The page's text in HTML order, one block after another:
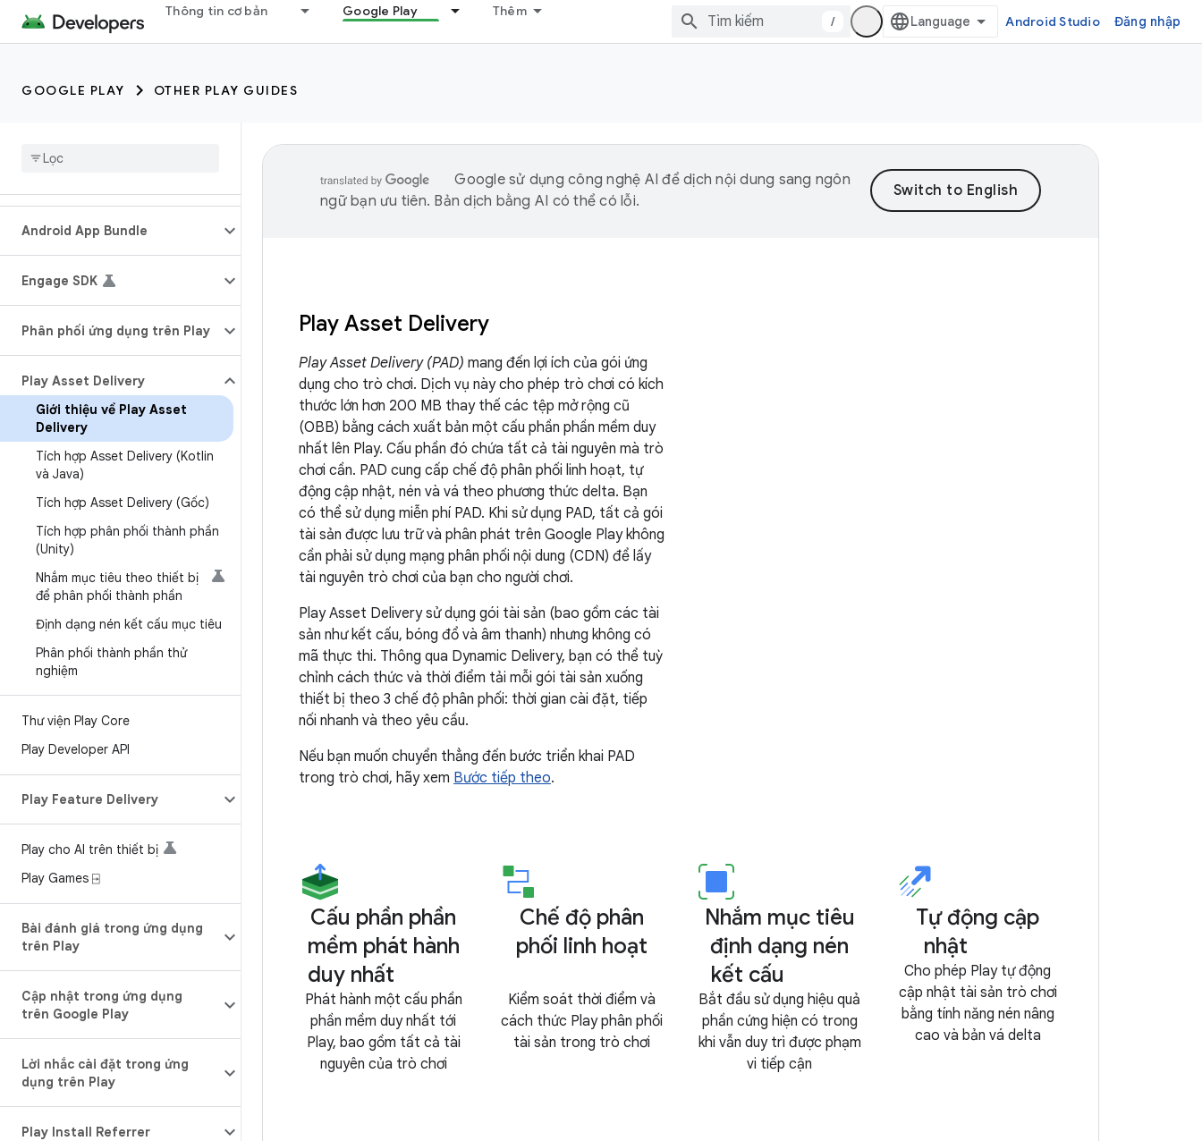
Thông tin cơ bản Google Play Thêm
/ Android Studio Đăng nhập
GOOGLE PLAY OTHER PLAY GUIDES
Android App Bundle
Engage SDK
Phân phối ứng dụng trên Play
Play Asset Delivery
Giới thiệu về Play Asset
Delivery
Tích hợp Asset Delivery (Kotlin
và Java)
Tích hợp Asset Delivery (Gốc)
Tích hợp phân phối thành phần
(Unity)
Nhắm mục tiêu theo thiết bị
để phân phối thành phần
Định dạng nén kết cấu mục tiêu
Phân phối thành phần thử
nghiệm
Thư viện Play Core
Play Developer API
Play Feature Delivery
Play cho AI trên thiết bị
Play Games ⍈
Bài đánh giá trong ứng dụng
trên Play
Cập nhật trong ứng dụng
trên Google Play
Lời nhắc cài đặt trong ứng
dụng trên Play
Play Install Referrer
Google sử dụng công nghệ AI để dịch nội dung sang ngôn
ngữ bạn ưu tiên. Bản dịch bằng AI có thể có lỗi.
Play Asset Delivery
Play Asset Delivery (PAD) mang đến lợi ích của gói ứng
dụng cho trò chơi. Dịch vụ này cho phép trò chơi có kích
thước lớn hơn 200 MB thay thế các tệp mở rộng cũ
(OBB) bằng cách xuất bản một cấu phần phần mềm duy
nhất lên Play. Cấu phần đó chứa tất cả tài nguyên mà trò
chơi cần. PAD cung cấp chế độ phân phối linh hoạt, tự
động cập nhật, nén và vá theo phương thức delta. Bạn
có thể sử dụng miễn phí PAD. Khi sử dụng PAD, tất cả gói
tài sản được lưu trữ và phân phát trên Google Play không
cần phải sử dụng mạng phân phối nội dung (CDN) để lấy
tài nguyên trò chơi của bạn cho người chơi.
Play Asset Delivery sử dụng gói tài sản (bao gồm các tài
sản như kết cấu, bóng đổ và âm thanh) nhưng không có
mã thực thi. Thông qua Dynamic Delivery, bạn có thể tuỳ
chỉnh cách thức và thời điểm tải mỗi gói tài sản xuống
thiết bị theo 3 chế độ phân phối: thời gian cài đặt, tiếp
nối nhanh và theo yêu cầu.
Nếu bạn muốn chuyển thẳng đến bước triển khai PAD
trong trò chơi, hãy xem Bước tiếp theo.
Cấu phần phần
mềm phát hành
duy nhất
Phát hành một cấu phần
phần mềm duy nhất tới
Play, bao gồm tất cả tài
nguyên của trò chơi
Chế độ phân
phối linh hoạt
Kiểm soát thời điểm và
cách thức Play phân phối
tài sản trong trò chơi
Nhắm mục tiêu
định dạng nén
kết cấu
Bắt đầu sử dụng hiệu quả
phần cứng hiện có trong
khi vẫn duy trì được phạm
vi tiếp cận
Tự động cập
nhật
Cho phép Play tự động
cập nhật tài sản trò chơi
bằng tính năng nén nâng
cao và bản vá delta